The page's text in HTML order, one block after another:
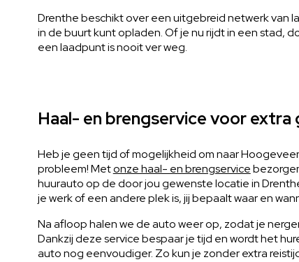
Drenthe beschikt over een uitgebreid netwerk van
in de buurt kunt opladen. Of je nu rijdt in een stad,
een laadpunt is nooit ver weg.
Haal- en brengservice voor extra
Heb je geen tijd of mogelijkheid om naar
probleem! Metonze haal- en brengservice
huurauto op de door jou gewenste locatie in
je werk of een andere plek is, jij bepaalt waar en
Na afloop halen we de auto weer op, zodat je
Dankzij deze service bespaar je tijd en wordt het
auto nog eenvoudiger. Zo kun je zonder extra